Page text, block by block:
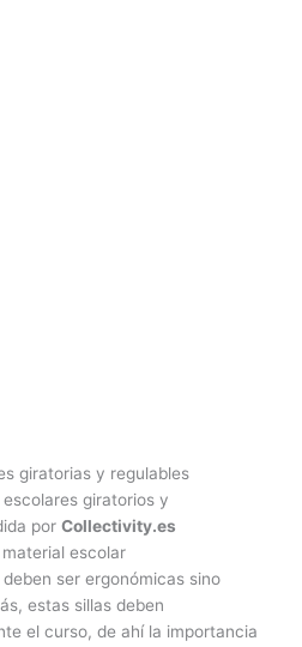
escolares giratorios y
por Collectivity.es
escolar
ser ergonómicas sino
estas sillas deben
el curso, de ahí la importancia